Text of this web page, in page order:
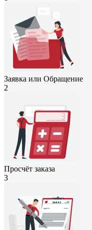
Заявка или Обращение
2
Просчёт заказа
3